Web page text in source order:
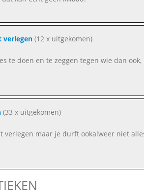
verlegen(12 x uitgekomen)
te doen en te zeggen tegen wie dan
(33 x uitgekomen)
verlegen maar je durft ookalweer niet